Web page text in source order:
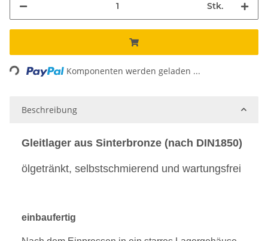
Stk.
Loading... Komponenten werden geladen ...
Beschreibung
Gleitlager aus Sinterbronze (nach DIN1850)
ölgetränkt, selbstschmierend und wartungsfrei
einbaufertig